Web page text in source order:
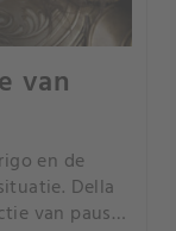
van
en de
Della
van paus